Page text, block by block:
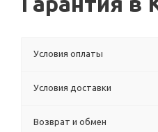
Условия оплаты
Условия доставки
Возврат и обмен